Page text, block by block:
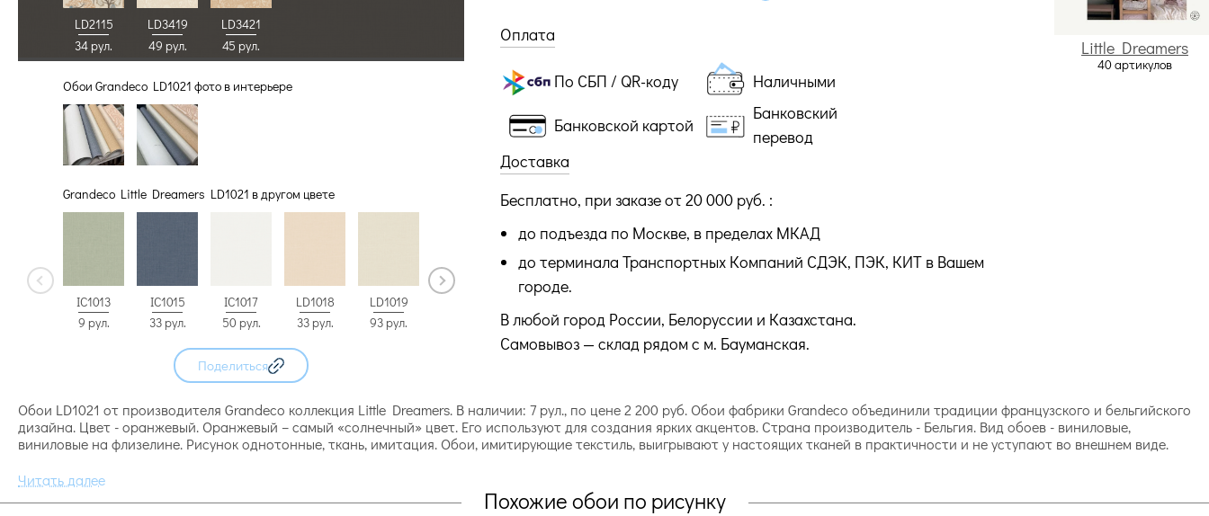
LD2115
34 рул.
LD3419
49 рул.
LD3421
45 рул.
Обои Grandeco LD1021 фото в интерьере
Grandeco Little Dreamers LD1021 в другом цвете
IC1013
9 рул.
IC1015
33 рул.
IC1017
50 рул.
LD1018
33 рул.
LD1019
93 рул.
Поделиться
Оплата
По СБП / QR-коду Наличными
Банковской картой
Банковский
перевод
Доставка
Бесплатно, при заказе от 20 000 руб. :
до подъезда по Москве, в пределах МКАД
до терминала Транспортных Компаний СДЭК, ПЭК, КИТ в Вашем
городе.
В любой город России, Белоруссии и Казахстана.
Самовывоз — склад рядом с м. Бауманская.
Little Dreamers
40 артикулов
Обои LD1021 от производителя Grandeco коллекция Little Dreamers. В наличии: 7 рул., по цене 2 200 руб. Обои фабрики Grandeco объединили традиции французского и бельгийского
дизайна. Цвет - оранжевый. Оранжевый – самый «солнечный» цвет. Его используют для создания ярких акцентов. Страна производитель - Бельгия. Вид обоев - виниловые,
виниловые на флизелине. Рисунок однотонные, ткань, имитация. Обои, имитирующие текстиль, выигрывают у настоящих тканей в практичности и не уступают во внешнем виде.
Похожие обои по рисунку